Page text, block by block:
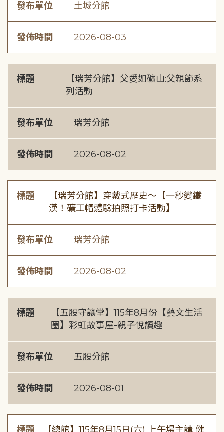
發布單位 土城分館
發佈時間 2026-08-03
標題
【瑞芳分館】父愛如礦山:父親節系
列活動
發布單位 瑞芳分館
發佈時間 2026-08-02
標題
【瑞芳分館】穿戴式歷史〜【一秒變鐵
漢！礦工帽體驗拍照打卡活動】
發布單位 瑞芳分館
發佈時間 2026-08-02
標題
【五股守讓堂】115年8月份【藝文生活
圈】彩虹故事屋-親子悅讀趣
發布單位 五股分館
發佈時間 2026-08-01